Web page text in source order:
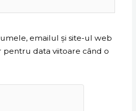
emailul și site-ul web
pentru data viitoare când o